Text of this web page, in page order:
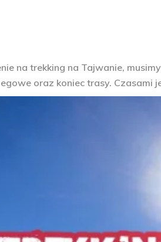
na trekking na Tajwanie,
oraz koniec trasy. Czasami